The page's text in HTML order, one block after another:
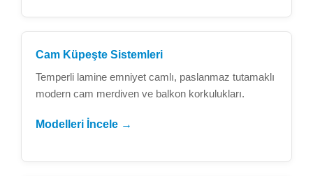
Cam Küpeşte Sistemleri
Temperli lamine emniyet camlı, paslanmaz tutamaklı
modern cam merdiven ve balkon korkulukları.
Modelleri İncele →